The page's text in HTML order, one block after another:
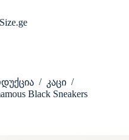
Size.ge
/ კაცი /
Black Sneakers